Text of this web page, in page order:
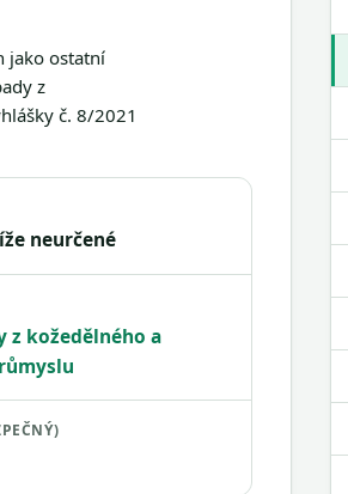
jako ostatní
z
č. 8/2021
neurčené
z kožedělného a